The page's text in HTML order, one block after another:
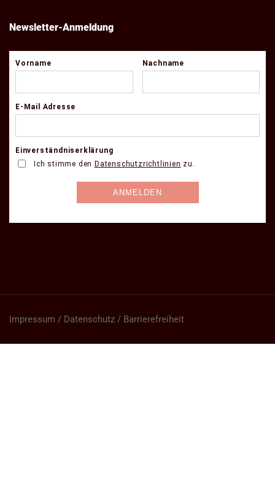
Newsletter-Anmeldung
Impressum / Datenschutz / Barrierefreiheit